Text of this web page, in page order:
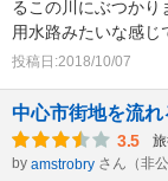
るこの川にぶつかり
用水路みたいな感じ
投稿日:2018/10/07
中心市街地を流れ
3.5
by amstrobry さん（非公